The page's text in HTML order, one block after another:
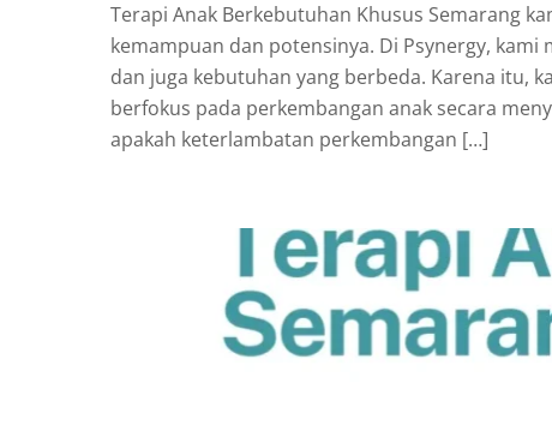
Terapi Anak Berkebutuhan Khusus Semarang
kemampuan dan potensinya. Di Psynergy,
dan juga kebutuhan yang berbeda. Karena itu,
berfokus pada perkembangan anak secara
apakah keterlambatan perkembangan […]